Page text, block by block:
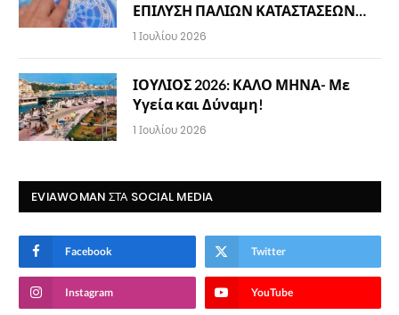
ΕΠΙΛΥΣΗ ΠΑΛΙΩΝ ΚΑΤΑΣΤΑΣΕΩΝ…
1 Ιουλίου 2026
ΙΟΥΛΙΟΣ 2026: ΚΑΛΟ ΜΗΝΑ- Με
Υγεία και Δύναμη!
1 Ιουλίου 2026
EVIAWOMAN ΣΤΑ SOCIAL MEDIA
Facebook Twitter
Instagram YouTube